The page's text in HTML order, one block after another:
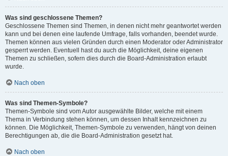
Was sind geschlossene Themen?
Geschlossene Themen sind Themen, in denen nicht mehr geantwortet werden
kann und bei denen eine laufende Umfrage, falls vorhanden, beendet wurde.
Themen können aus vielen Gründen durch einen Moderator oder Administrator
gesperrt werden. Eventuell hast du auch die Möglichkeit, deine eigenen
Themen zu schließen, sofern dies durch die Board-Administration erlaubt
wurde.
Nach oben
Was sind Themen-Symbole?
Themen-Symbole sind vom Autor ausgewählte Bilder, welche mit einem
Thema in Verbindung stehen können, um dessen Inhalt kennzeichnen zu
können. Die Möglichkeit, Themen-Symbole zu verwenden, hängt von deinen
Berechtigungen ab, die die Board-Administration gesetzt hat.
Nach oben